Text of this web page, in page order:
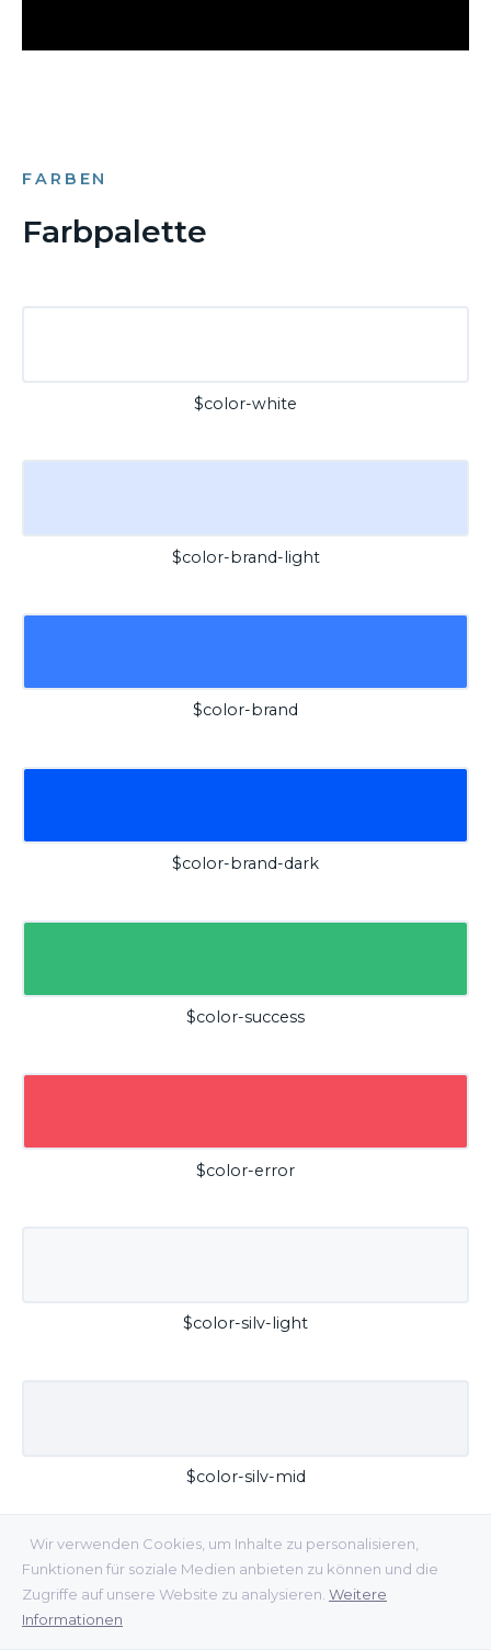
Wir verwenden Cookies, um Inhalte zu personalisieren,
Funktionen für soziale Medien anbieten zu können und die
Zugriffe auf unsere Website zu analysieren. Weitere
Informationen
FARBEN
Farbpalette
$color-white
$color-brand-light
$color-brand
$color-brand-dark
$color-success
$color-error
$color-silv-light
$color-silv-mid